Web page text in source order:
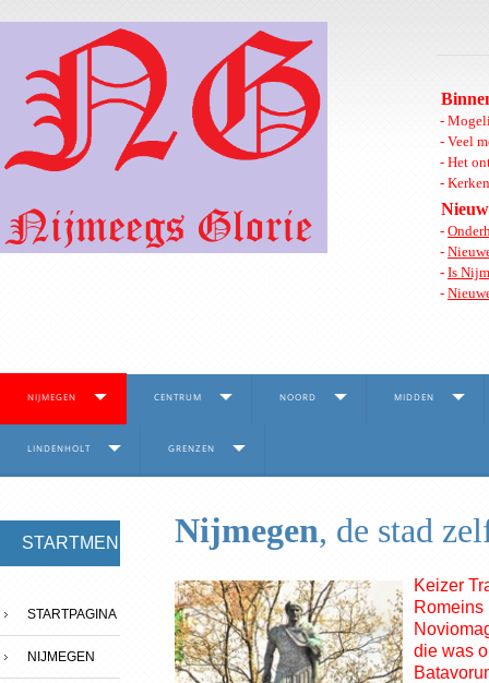
-
- Veel
- Het
-
-
-
- Is
-
NIJMEGEN CENTRUM NOORD MIDDEN
LINDENHOLT GRENZEN
STARTMENU
STARTPAGINA
NIJMEGEN
Nijmegen, de stad
Keizer
Romeins
die was